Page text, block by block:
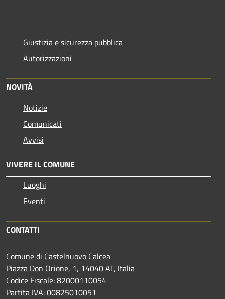
Giustizia e sicurezza pubblica
Autorizzazioni
NOVITÀ
Notizie
Comunicati
Avvisi
VIVERE IL COMUNE
Luoghi
Eventi
CONTATTI
Comune di Castelnuovo Calcea
Piazza Don Orione, 1, 14040 AT, Italia
Codice Fiscale: 82000110054
Partita IVA: 00825010051